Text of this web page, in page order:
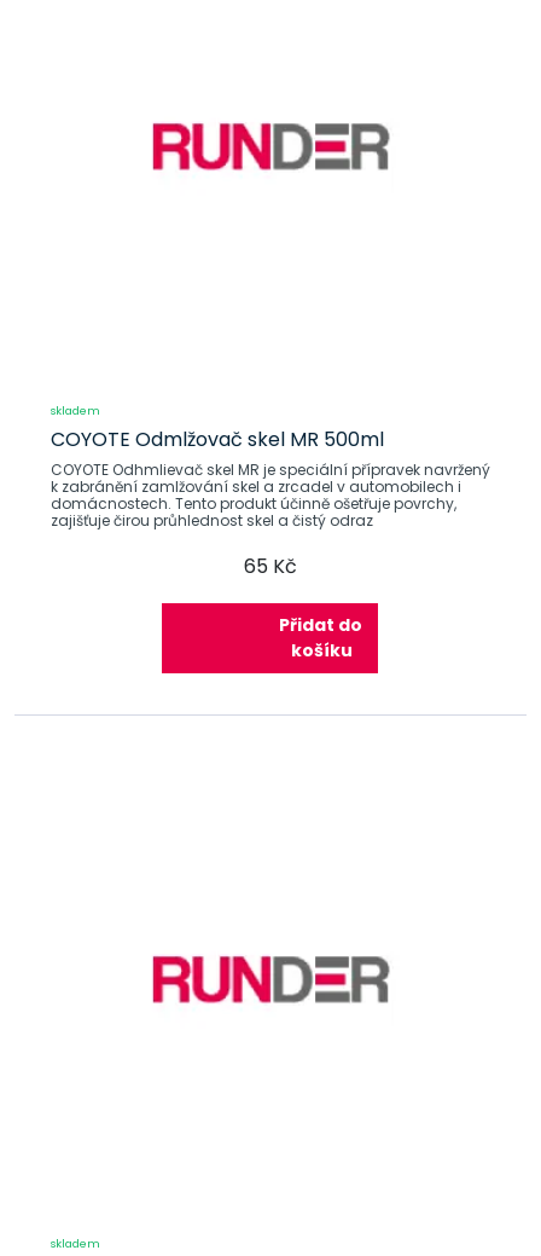
skladem
COYOTE Odmlžovač skel MR 500ml
COYOTE Odhmlievač skel MR je speciální přípravek navržený
k zabránění zamlžování skel a zrcadel v automobilech i
domácnostech. Tento produkt účinně ošetřuje povrchy,
zajišťuje čirou průhlednost skel a čistý odraz
65 Kč
Přidat do
košíku
skladem